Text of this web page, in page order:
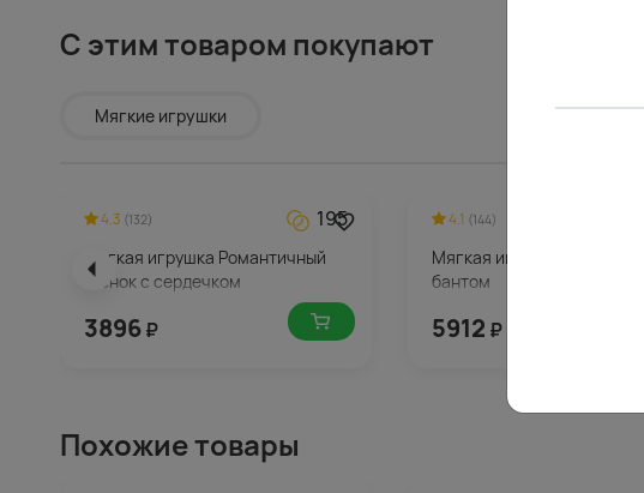
С этим товаром покупают
Мягкие игрушки
4.3 (132) 195
Мягкая игрушка Романтичный
Щенок с сердечком
3896₽
4.1 (144)
Мягкая игрушка Зайка Ми с
бантом
5912 ₽
Похожие товары